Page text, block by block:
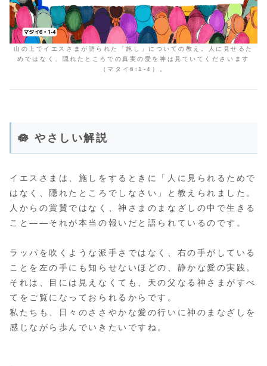
山の上でイエスさまが語られた「施し」についての教え。人に見せるた
めではなく、隠れたところでの真実の愛を神は見ていてくださいます
（マタイ6:1-4）。
🪷 やさしい解説
イエスさまは、施しをするときに「人に見られるためで
はなく、隠れたところでしなさい」と教えられました。
人からの賞賛ではなく、神さまのまなざしの中で生きる
こと――それが本当の報いだと語られているのです。
ラッパを吹くような派手さではなく、右の手がしている
ことを左の手にも知らせないほどの、静かな愛の実践。
それは、目には見えなくても、天の父なる神さまがすべ
てをご覧になっておられるからです。
私たちも、日々のささやかな愛の行いに神のまなざしを
感じながら歩んでいきたいですね。